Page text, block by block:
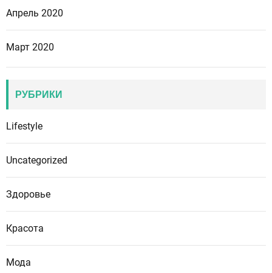
Апрель 2020
Март 2020
РУБРИКИ
Lifestyle
Uncategorized
Здоровье
Красота
Мода